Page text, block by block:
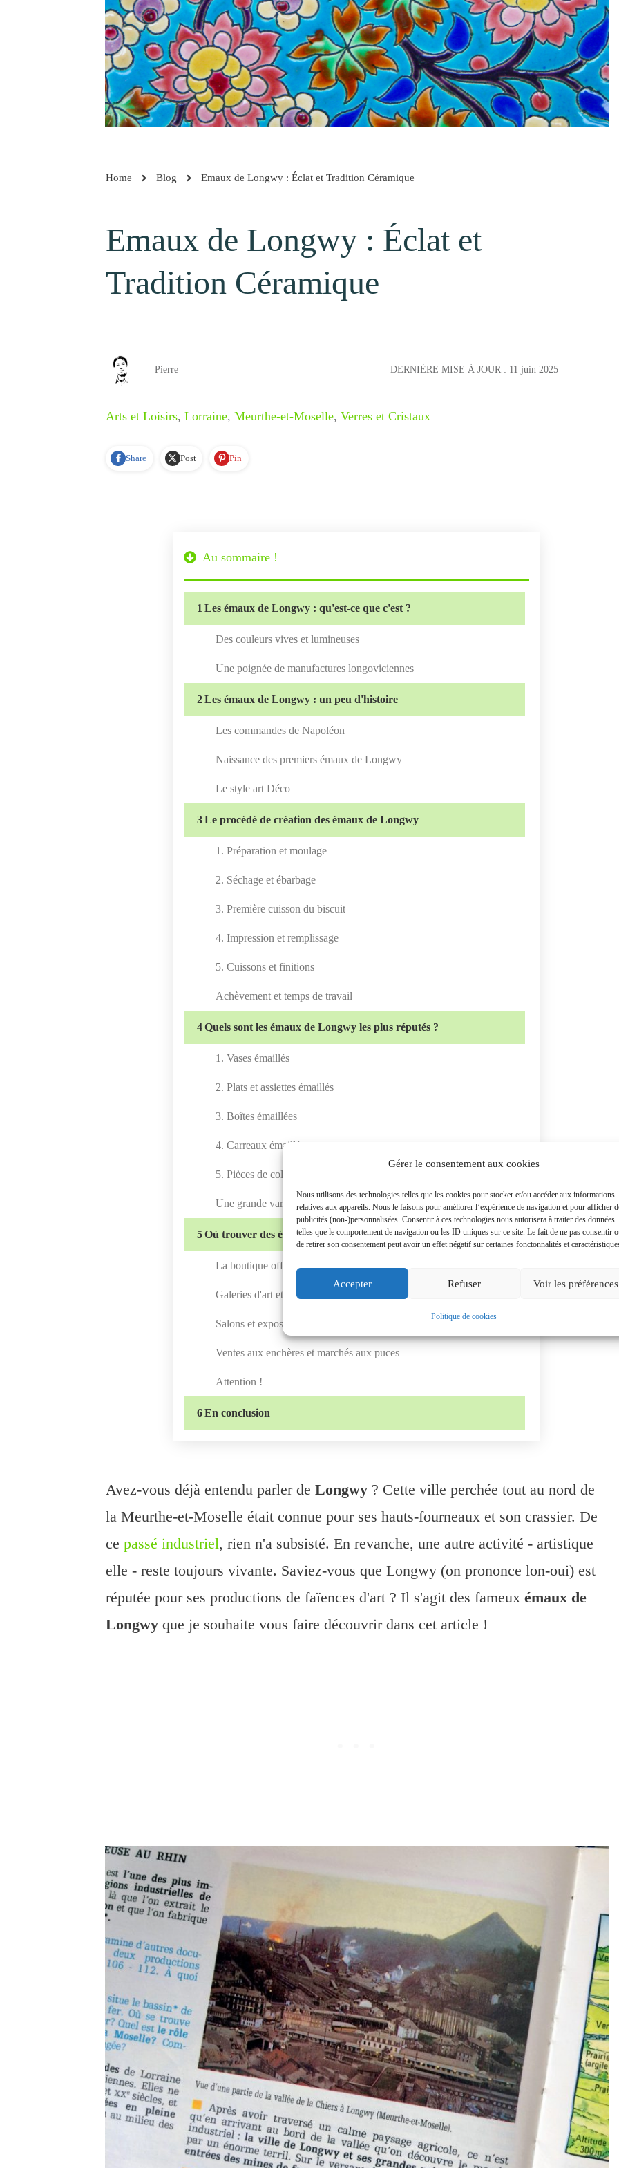
Gérer le consentement aux cookies
Nous utilisons des technologies telles que les cookies pour stocker et/ou accéder aux informations
relatives aux appareils. Nous le faisons pour améliorer l’expérience de navigation et pour afficher
publicités (non-)personnalisées. Consentir à ces technologies nous autorisera à traiter des données
telles que le comportement de navigation ou les ID uniques sur ce site. Le fait de ne pas consentir
de retirer son consentement peut avoir un effet négatif sur certaines fonctonnalités et
Accepter Refuser Voir les préférences
Politique de cookies
Home Blog Emaux de Longwy : Éclat et Tradition Céramique
Emaux de Longwy : Éclat et
Tradition Céramique
Pierre DERNIÈRE MISE À JOUR : 11 juin 2025
Arts et Loisirs, Lorraine, Meurthe-et-Moselle, Verres et Cristaux
Share Post Pin
Au sommaire !
1 Les émaux de Longwy : qu'est-ce que c'est ?
Des couleurs vives et lumineuses
Une poignée de manufactures longoviciennes
2Les émaux de Longwy : un peu d'histoire
Les commandes de Napoléon
Naissance des premiers émaux de Longwy
Le style art Déco
3Le procédé de création des émaux de Longwy
1. Préparation et moulage
2. Séchage et ébarbage
3. Première cuisson du biscuit
4. Impression et remplissage
5. Cuissons et finitions
Achèvement et temps de travail
4Quels sont les émaux de Longwy les plus réputés ?
1. Vases émaillés
2. Plats et assiettes émaillés
3. Boîtes émaillées
4. Carreaux émaillés
5. Pièces de collection spéciales
Une grande variété de formes
5Où trouver des émaux de Longwy ?
La boutique officielle de la manufacture de Longwy
Galeries d'art et magasins spécialisés
Salons et expositions d'art
Ventes aux enchères et marchés aux puces
Attention !
6En conclusion
Avez-vous déjà entendu parler de Longwy ? Cette ville perchée tout au nord de
la Meurthe-et-Moselle était connue pour ses hauts-fourneaux et son crassier. De
ce passé industriel, rien n'a subsisté. En revanche, une autre activité - artistique
elle - reste toujours vivante. Saviez-vous que Longwy (on prononce lon-oui) est
réputée pour ses productions de faïences d'art ? Il s'agit des fameux émaux de
Longwy que je souhaite vous faire découvrir dans cet article !